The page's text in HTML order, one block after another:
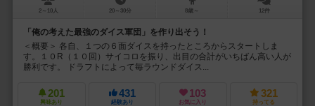
2～10人 20～30分 8歳～ 12件
「俺の考えた最強のダイス軍団」を作り出そう！
＜概要＞ 各自、１つの６面ダイスを持ったところからスタートしま
す。１０R（１０回）サイコロを振り、出目の合計がいちばん高い人が
勝利です。 ドラフトによって毎ラウンドダイス...
201
興味あり
431
経験あり
103
お気に入り
321
持ってる